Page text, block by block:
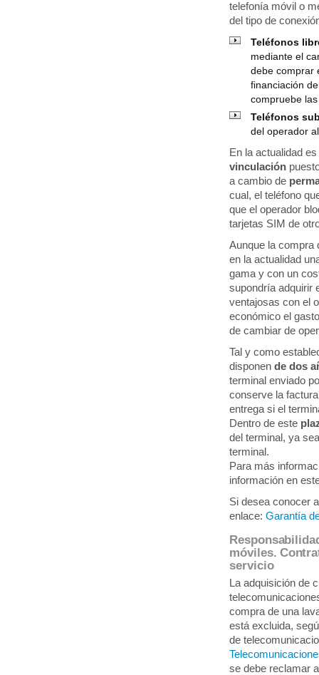
telefonía móvil o
del tipo de
Teléfonos
mediante el
debe comprar
financiación
compruebe
Teléfonos
del operador
En la actualidad
vinculación
a cambio de
cual, el teléfono
que el operador
tarjetas SIM de
Aunque la compra
en la actualidad
gama y con un
supondría adquirir
ventajosas con el
económico el
de cambiar de
Tal y como
disponende dos
terminal enviado
conserve la
entrega si el
Dentro de este
del terminal, ya
terminal.
Para más
información en
Si desea conocer
enlace:Garantía
móviles.
servicio
La adquisición de
compra de una
está excluida,
de
se debe reclamar